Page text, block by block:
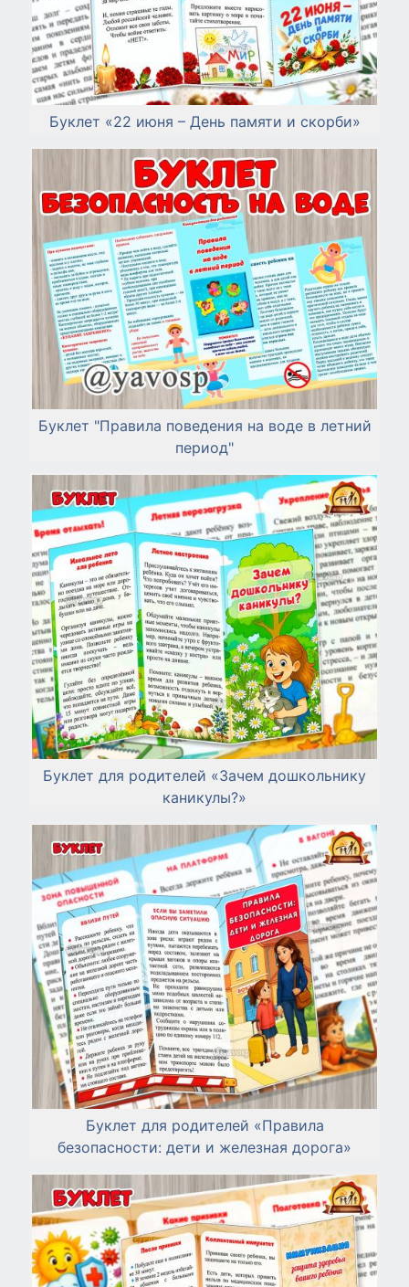
Буклет «22 июня – День памяти и скорби»
Буклет "Правила поведения на воде в летний
период"
Буклет для родителей «Зачем дошкольнику
каникулы?»
Буклет для родителей «Правила
безопасности: дети и железная дорога»